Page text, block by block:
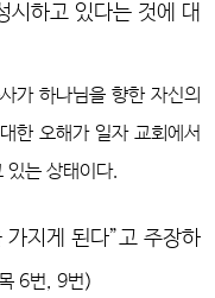
하고 있다는 것에 대
가 하나님을 향한 자신의
한 오해가 일자 교회에서
있는 상태이다.
지게 된다”고 주장하
6번, 9번)